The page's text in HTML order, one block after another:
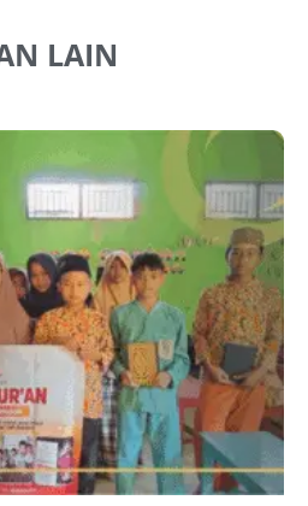
LAIN